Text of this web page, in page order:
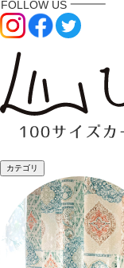
カテゴリ